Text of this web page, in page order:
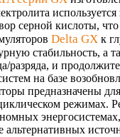
серной кислоты, что
Delta GX к
стабильность, а
разряда, и
на базе
предназначены
режимах.
альтернативных